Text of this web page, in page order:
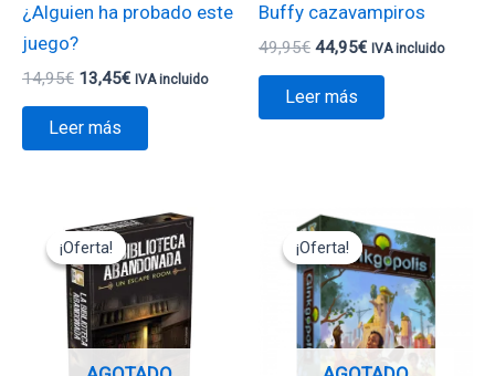
¿Alguien ha probado este
juego?
14,95€ 13,45€ IVA incluido
Leer más
Buffy cazavampiros
49,95€ 44,95€ IVA incluido
Leer más
¡Oferta!
¡Oferta!
precio
original
era:
14,95€.
El
precio
actual
es:
13,45€.
¡Oferta!
¡Oferta!
El
precio
original
era:
49,95€.
precio
actual
es:
34,95€.